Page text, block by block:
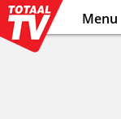
Menu